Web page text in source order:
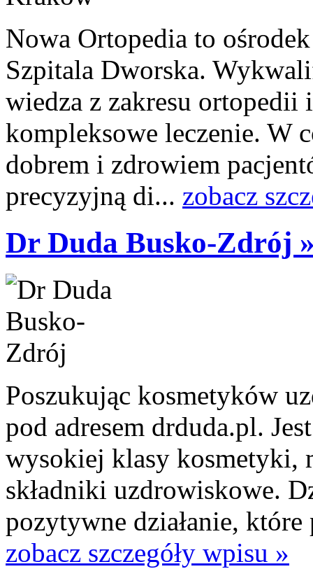
Nowa Ortopedia to
Szpitala Dworska.
wiedza z zakresu
kompleksowe leczenie. W
dobrem i zdrowiem
precyzyjną di... zobacz
Dr Duda Busko-Zdrój
Poszukując kosmetyków
pod adresem drduda.pl.
wysokiej klasy kosmetyki,
składniki uzdrowiskowe.
pozytywne działanie,
zobacz szczegóły wpisu »